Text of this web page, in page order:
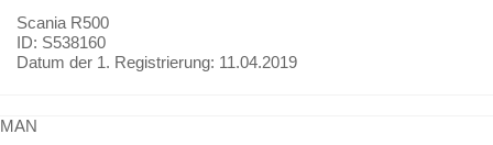
Scania R500
ID: S538160
Datum der 1. Registrierung: 11.04.2019
MAN